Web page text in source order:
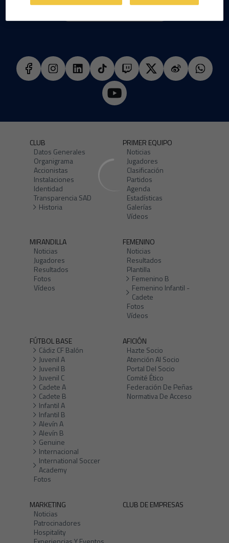
CLUB
Datos Generales
Organigrama
Accionistas
Instalaciones
Identidad
Transparencia SAD
Historia
PRIMER EQUIPO
Noticias
Jugadores
Clasificación
Partidos
Agenda
Estadísticas
Galerías
Vídeos
MIRANDILLA
Noticias
Jugadores
Resultados
Fotos
Vídeos
FEMENINO
Noticias
Resultados
Plantilla
Femenino B
Femenino Infantil -
Cadete
Fotos
Vídeos
FÚTBOL BASE
Cádiz CF Balón
Juvenil A
Juvenil B
Juvenil C
Cadete A
Cadete B
Infantil A
Infantil B
Alevín A
Alevín B
Genuine
Internacional
International Soccer
Academy
Fotos
AFICIÓN
Hazte Socio
Atención Al Socio
Portal Del Socio
Comité Ético
Federación De Peñas
Normativa De Acceso
MARKETING
Noticias
Patrocinadores
Hospitality
CLUB DE EMPRESAS